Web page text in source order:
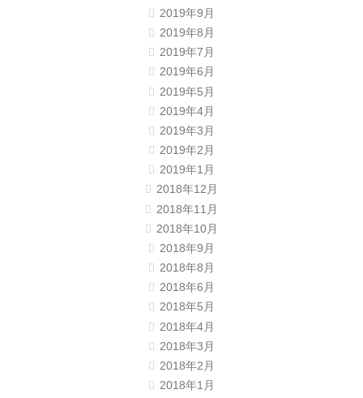
2019年9月
2019年8月
2019年7月
2019年6月
2019年5月
2019年4月
2019年3月
2019年2月
2019年1月
2018年12月
2018年11月
2018年10月
2018年9月
2018年8月
2018年6月
2018年5月
2018年4月
2018年3月
2018年2月
2018年1月